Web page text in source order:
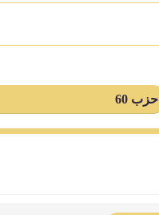
حزب 60